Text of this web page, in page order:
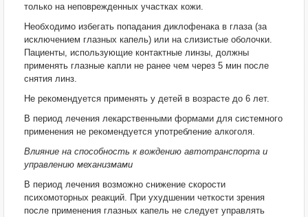
только на неповрежденных участках кожи.
Необходимо избегать попадания диклофенака в глаза (за
исключением глазных капель) или на слизистые оболочки.
Пациенты, использующие контактные линзы, должны
применять глазные капли не ранее чем через 5 мин после
снятия линз.
Не рекомендуется применять у детей в возрасте до 6 лет.
В период лечения лекарственными формами для системного
применения не рекомендуется употребление алкоголя.
Влияние на способность к вождению автотранспорта и
управлению механизмами
В период лечения возможно снижение скорости
психомоторных реакций. При ухудшении четкости зрения
после применения глазных капель не следует управлять